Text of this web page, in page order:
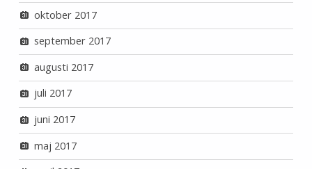
oktober 2017
september 2017
augusti 2017
juli 2017
juni 2017
maj 2017